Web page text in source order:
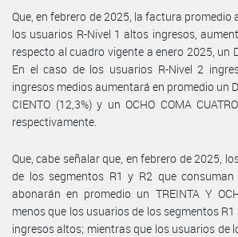
Que, en febrero de 2025, la factura promedio
los usuarios R-Nivel 1 altos ingresos,
respecto al cuadro vigente a enero 2025, un
En el caso de los usuarios R-Nivel 2
ingresos medios aumentará en promedio un
CIENTO (12,3%) y un OCHO COMA
respectivamente.
Que, cabe señalar que, en febrero de 2025,
de los segmentos R1 y R2 que
abonarán en promedio un TREINTA Y
menos que los usuarios de los segmentos R1
ingresos altos; mientras que los usuarios de